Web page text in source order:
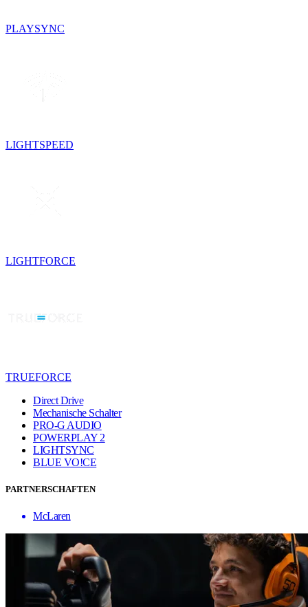
PLAYSYNC
LIGHTSPEED
LIGHTFORCE
TRUEFORCE
Direct Drive
Mechanische Schalter
PRO-G AUDIO
POWERPLAY 2
LIGHTSYNC
BLUE VO!CE
PARTNERSCHAFTEN
McLaren